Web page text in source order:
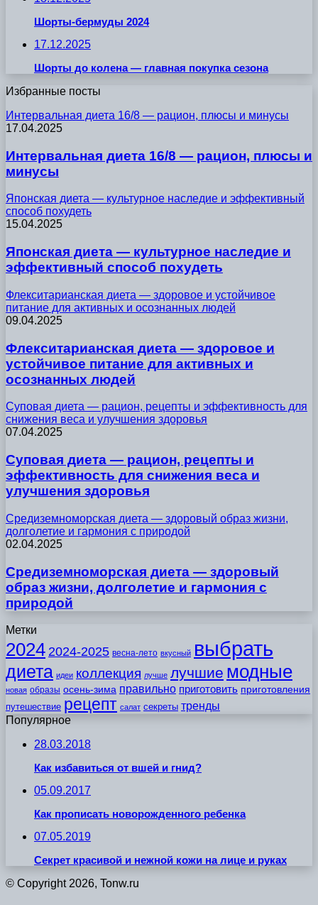
Шорты-бермуды 2024
17.12.2025
Шорты до колена — главная покупка сезона
Избранные посты
Интервальная диета 16/8 — рацион, плюсы и минусы
17.04.2025
Интервальная диета 16/8 — рацион, плюсы и
минусы
Японская диета — культурное наследие и эффективный
способ похудеть
15.04.2025
Японская диета — культурное наследие и
эффективный способ похудеть
Флекситарианская диета — здоровое и устойчивое
питание для активных и осознанных людей
09.04.2025
Флекситарианская диета — здоровое и
устойчивое питание для активных и
осознанных людей
Суповая диета — рацион, рецепты и эффективность для
снижения веса и улучшения здоровья
07.04.2025
Суповая диета — рацион, рецепты и
эффективность для снижения веса и
улучшения здоровья
Средиземноморская диета — здоровый образ жизни,
долголетие и гармония с природой
02.04.2025
Средиземноморская диета — здоровый
образ жизни, долголетие и гармония с
природой
Метки
2024 2024-2025 весна-лето вкусный выбрать
диета идеи коллекция лучше лучшие модные
новая образы осень-зима правильно приготовить приготовления
путешествие рецепт салат секреты тренды
Популярное
28.03.2018
Как избавиться от вшей и гнид?
05.09.2017
Как прописать новорожденного ребенка
07.05.2019
Секрет красивой и нежной кожи на лице и руках
© Copyright 2026, Tonw.ru